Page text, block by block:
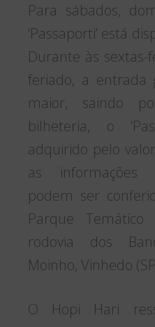
Para sábados,
‘Passaporti’ está
Durante às sextas-
feriado, a entrada
maior, saindo
bilheteria, o
adquirido pelo
as informações
podem ser
Parque
rodovia dos
Moinho, Vinhedo
O Hopi Hari